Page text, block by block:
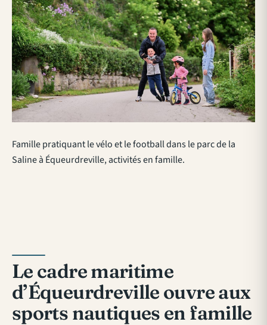
Famille pratiquant le vélo et le football dans le parc de la
Saline à Équeurdreville, activités en famille.
Le cadre maritime
d’Équeurdreville ouvre aux
sports nautiques en famille